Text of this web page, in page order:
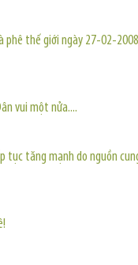
phê thế giới ngày 27-02-
vui một nửa....
tục tăng mạnh do nguồn